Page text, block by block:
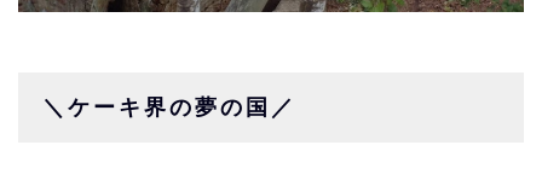
＼ケーキ界の夢の国／